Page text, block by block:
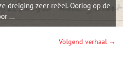
dreiging zeer reëel. Oorlog op de
...
Volgend verhaal →